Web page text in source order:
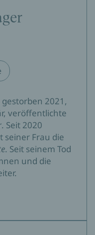
2021,
veröffentlichte
. Seit 2020
seiner Frau die
. Seit seinem Tod
und die